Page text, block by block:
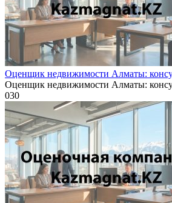
Оценщик недвижимости Алматы:
Оценщик недвижимости Алматы:
030